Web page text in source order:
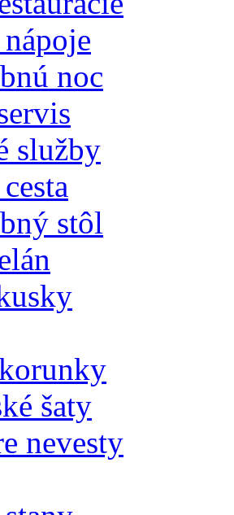
noc
služby
stôl
šaty
nevesty